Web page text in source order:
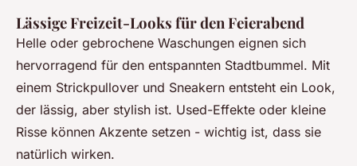
Lässige Freizeit-Looks für den Feierabend
Helle oder gebrochene Waschungen eignen sich
hervorragend für den entspannten Stadtbummel. Mit
einem Strickpullover und Sneakern entsteht ein Look,
der lässig, aber stylish ist. Used-Effekte oder kleine
Risse können Akzente setzen - wichtig ist, dass sie
natürlich wirken.